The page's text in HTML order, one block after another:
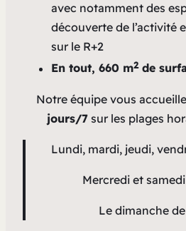
avec notamment des
découverte de l’activité
sur le R+2
En tout, 660 m2de
Notre équipe vous
jours/7 sur les plages
Lundi, mardi, jeudi,
Mercredi et
Le dimanche